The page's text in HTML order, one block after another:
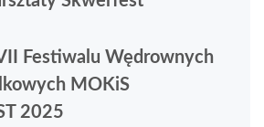
Festiwalu Wędrownych
MOKiS
2025